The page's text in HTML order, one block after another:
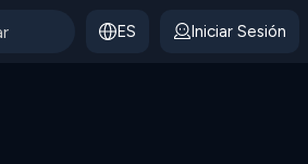
ES Iniciar Sesión